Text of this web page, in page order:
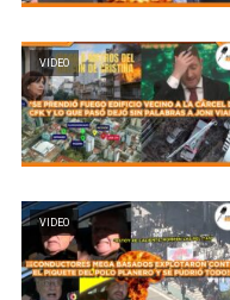
VIDEO
VIDEO